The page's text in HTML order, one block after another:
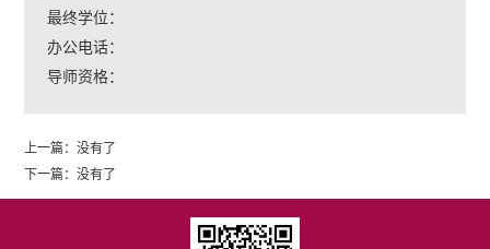
最终学位：
办公电话：
导师资格：
上一篇：没有了
下一篇：没有了